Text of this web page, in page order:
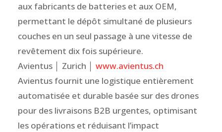
aux fabricants de batteries et aux OEM,
permettant le dépôt simultané de plusieurs
couches en un seul passage à une vitesse de
revêtement dix fois supérieure.
Avientus │ Zurich │ www.avientus.ch
Avientus fournit une logistique entièrement
automatisée et durable basée sur des drones
pour des livraisons B2B urgentes, optimisant
les opérations et réduisant l’impact